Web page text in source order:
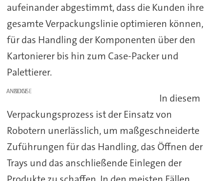
aufeinander abgestimmt, dass die Kunden ihre
gesamte Verpackungslinie optimieren können,
für das Handling der Komponenten über den
Kartonierer bis hin zum Case-Packer und
Palettierer.
ANZEIGE
In diesem
Verpackungsprozess ist der Einsatz von
Robotern unerlässlich, um maßgeschneiderte
Zuführungen für das Handling, das Öffnen der
Trays und das anschließende Einlegen der